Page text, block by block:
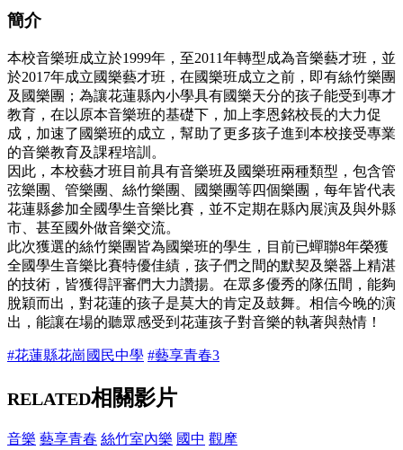
簡介
本校音樂班成立於1999年，至2011年轉型成為音樂藝才班，並
於2017年成立國樂藝才班，在國樂班成立之前，即有絲竹樂團
及國樂團；為讓花蓮縣內小學具有國樂天分的孩子能受到專才
教育，在以原本音樂班的基礎下，加上李恩銘校長的大力促
成，加速了國樂班的成立，幫助了更多孩子進到本校接受專業
的音樂教育及課程培訓。
因此，本校藝才班目前具有音樂班及國樂班兩種類型，包含管
弦樂團、管樂團、絲竹樂團、國樂團等四個樂團，每年皆代表
花蓮縣參加全國學生音樂比賽，並不定期在縣內展演及與外縣
市、甚至國外做音樂交流。
此次獲選的絲竹樂團皆為國樂班的學生，目前已蟬聯8年榮獲
全國學生音樂比賽特優佳績，孩子們之間的默契及樂器上精湛
的技術，皆獲得評審們大力讚揚。在眾多優秀的隊伍間，能夠
脫穎而出，對花蓮的孩子是莫大的肯定及鼓舞。相信今晚的演
出，能讓在場的聽眾感受到花蓮孩子對音樂的執著與熱情！
#花蓮縣花崗國民中學 #藝享青春3
RELATED相關影片
音樂 藝享青春 絲竹室內樂 國中 觀摩